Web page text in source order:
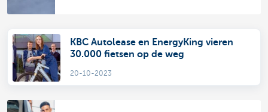
KBC Autolease en EnergyKing vieren
30.000 fietsen op de weg
20-10-2023